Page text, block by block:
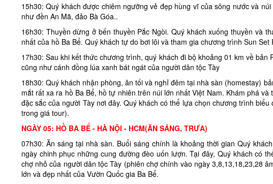
15h30: Quý khách được chiêm ngưỡng vẻ đẹp hùng vĩ của sông nước và
như đền An Mã, đảo Bà Góa..
16h30: Thuyền dừng ở bến thuyền Pắc Ngòi. Quý khách xuống thuyền và
nhất của hồ Ba Bể. Quý khách tự do bơi lôi và tham gia chương trình Sun
17h30: Sau khi kết thức chương trình, quý khách đi bộ khoảng 01 km về
cũng như cánh đồng lúa xanh bát ngát của người dân tộc Tày
18h30: Quý khách nhận phòng, ăn tối và nghỉ đêm tại nhà sàn (homestay)
mắt rất xa ra hồ Ba Bể, hồ tự nhiên trên núi lớn nhất Việt Nam. Khám phá
đặc sắc của người Tày nơi đây. Quý khách có thể lựa chọn chương trình
trong giá tour).
NGÀY 05: HỒ BA BỂ - HÀ NỘI - HCM(ĂN SÁNG, TRƯA)
07h30: Ăn sáng tại nhà sàn. Buổi sáng chính là khoảng thời gian Quý
ngày chinh phục những cung đường đèo uốn lượn. Tại đây, Quý khách có
chợ nhỏ của người dân tộc Tày (phiên chợ chính vào ngày 3,8,13,18,23,28
lớn và đẹp nhất của Vườn Quốc gia Ba Bể.